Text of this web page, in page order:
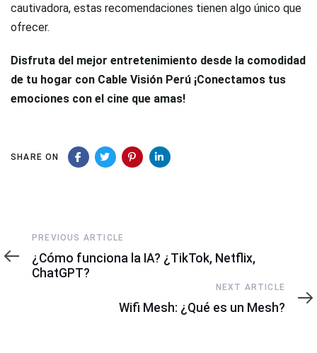
cautivadora, estas recomendaciones tienen algo único que
ofrecer.
Disfruta del mejor entretenimiento desde la comodidad
de tu hogar con Cable Visión Perú ¡Conectamos tus
emociones con el cine que amas!
SHARE ON
Previous
Article
PREVIOUS ARTICLE
¿Cómo funciona la IA? ¿TikTok, Netflix,
ChatGPT?
Article
NEXT ARTICLE
Wifi Mesh: ¿Qué es un Mesh?